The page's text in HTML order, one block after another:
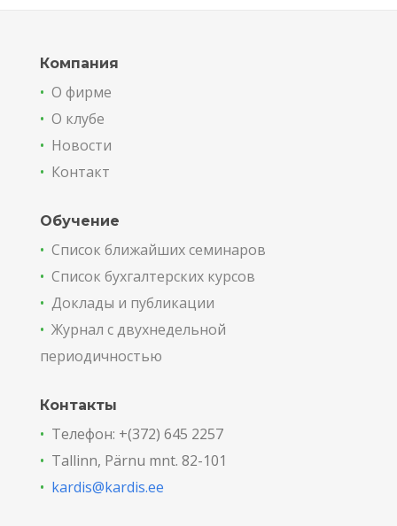
Компания
• О фирме
• О клубе
• Новости
• Контакт
Обучение
• Список ближайших семинаров
• Список бухгалтерских курсов
• Доклады и публикации
• Журнал с двухнедельной
периодичностью
Контакты
• Телефон: +(372) 645 2257
• Tallinn, Pärnu mnt. 82-101
• kardis@kardis.ee